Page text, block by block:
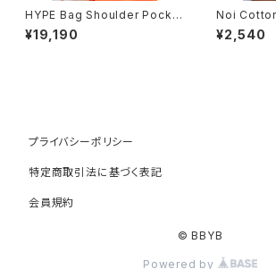
HYPE Bag Shoulder Pocke
t Utility (Black)
¥19,190
Noi
k)
¥2,540
プライバシーポリシー
特定商取引法に基づく表記
会員規約
© BBYB
Powered by